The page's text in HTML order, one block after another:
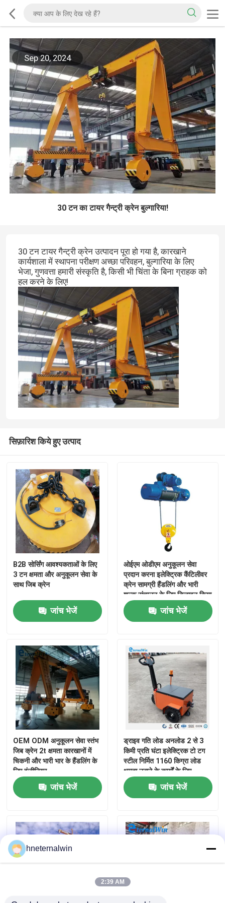
Sep 20, 2024
30 टन का टायर गैन्ट्री क्रेन बुल्गारिया!
30 टन टायर गैन्ट्री क्रेन उत्पादन पूरा हो गया है, कारखाने
कार्यशाला में स्थापना परीक्षण अच्छा परिवहन, बुल्गारिया के लिए
भेजा, गुणवत्ता हमारी संस्कृति है, किसी भी चिंता के बिना ग्राहक को
हल करने के लिए!
सिफ़ारिश किये हुए उत्पाद
B2B सोर्सिंग आवश्यकताओं के लिए
3 टन क्षमता और अनुकूलन सेवा के
साथ जिब क्रेन
जांच भेजें
ओईएम ओडीएम अनुकूलन सेवा
प्रदान करना इलेक्ट्रिक कैंटिलीवर
क्रेन सामग्री हैंडलिंग और भारी
शुल्क संचालन के लिए डिज़ाइन किया
गया
जांच भेजें
OEM ODM अनुकूलन सेवा स्तंभ
जिब क्रेन 2t क्षमता कारखानों में
चिकनी और भारी भार के हैंडलिंग के
लिए इंजीनियर
जांच भेजें
ड्राइव गति लोड अनलोड 2 से 3
किमी प्रति घंटा इलेक्ट्रिक टो टग
स्टील निर्मित 1160 किग्रा लोड
क्षमता उठाने के कार्यों के लिए
समाधान
जांच भेजें
hneternalwin
2:39 AM